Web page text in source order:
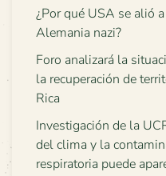
¿Por qué USA se alió
Alemania nazi?
Foro analizará la
la recuperación de
Rica
Investigación de la
del clima y la
respiratoria puede